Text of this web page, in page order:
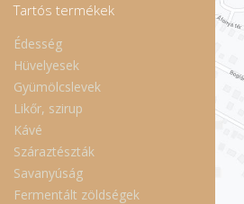
Tartós termékek
Édesség
Hüvelyesek
Gyümölcslevek
Likőr, szirup
Kávé
Száraztészták
Savanyúság
Fermentált zöldségek